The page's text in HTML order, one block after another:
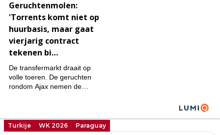
Turkije WK 2026 Paraguay